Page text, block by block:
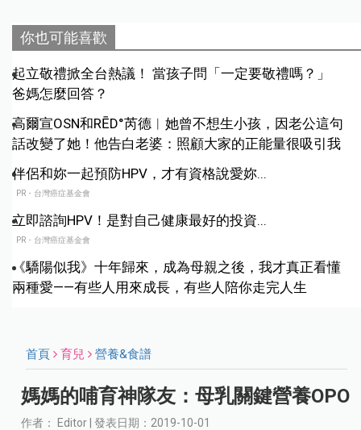
你也可能喜歡
起立敬禮掀全台熱議！ 當孩子問「一定要敬禮嗎？」
爸媽怎麼回答？
高爾宣OSN和RĒD°芮德︱她曾不想生小孩，因老公這句
話改變了她！他告白老婆：照顧大家的正能量很吸引我
伴侶和妳一起預防HPV，才有資格說愛妳...
PR・台灣癌症基金會
立即諮詢HPV！是對自己健康最好的投資...
PR・台灣癌症基金會
《驕陽似我》十年歸來，成為母親之後，我才真正看懂
兩種愛——有些人用來成長，有些人陪你走完人生
首頁 育兒 營養&食譜
媽媽的哺育神隊友：母乳關鍵營養OPO
作者： Editor | 發表日期：2019-10-01